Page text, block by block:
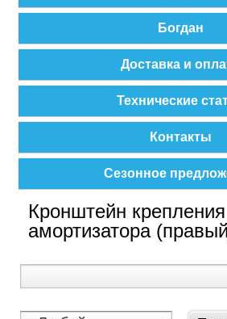
Богдан
Доставка и
Технические
Контакты
Сезонное
Кронштейн
амортизатора